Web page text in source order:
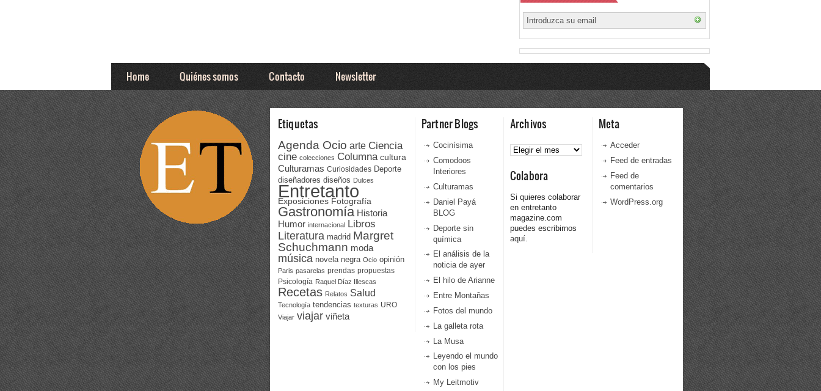
Home Quiénes somos Contacto Newsletter
Etiquetas
Agenda Ocio arte Ciencia
cine colecciones Columna cultura
Culturamas Curiosidades Deporte
diseñadores diseños Dulces
Entretanto
Exposiciones Fotografía
Gastronomía Historia
Humor internacional Libros
Literatura madrid Margret
Schuchmann moda
música novela negra Ocio opinión
Paris pasarelas prendas propuestas
Psicología Raquel Díaz Illescas
Recetas Relatos Salud
Tecnología tendencias texturas URO
Viajar viajar viñeta
Partner Blogs
Cocinísima
Comodoos
Interiores
Culturamas
Daniel Payá
BLOG
Deporte sin
química
El análisis de la
noticia de ayer
El hilo de Arianne
Entre Montañas
Fotos del mundo
La galleta rota
La Musa
Leyendo el mundo
con los pies
My Leitmotiv
Archivos
Archivos
Colabora
Si quieres colaborar
en entretanto
magazine.com
puedes escribirnos
aquí.
Meta
Acceder
Feed de entradas
Feed de
comentarios
WordPress.org